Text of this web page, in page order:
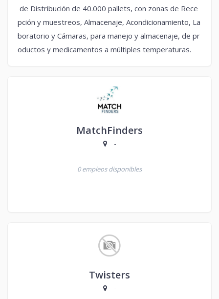
de Distribución de 40.000 pallets, con zonas de Rece
pción y muestreos, Almacenaje, Acondicionamiento, La
boratorio y Cámaras, para manejo y almacenaje, de pr
oductos y medicamentos a múltiples temperaturas.
MatchFinders
-
0 empleos disponibles
Twisters
-